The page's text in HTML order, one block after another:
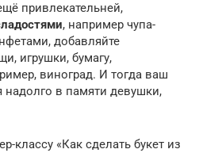
привлекательней,
, например чупа-
добавляйте
игрушки, бумагу,
виноград. И тогда ваш
надолго в памяти девушки,
классу «Как сделать букет из